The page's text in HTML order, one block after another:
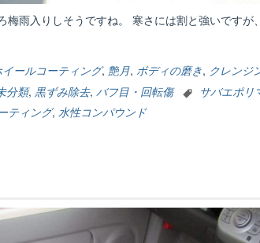
梅雨入りしそうですね。 寒さには割と強いです
イールコーティング, 艶月, ボディの磨き, クレンジ
分類, 黒ずみ除去, バフ目・回転傷 サバエポリ
ティング, 水性コンパウンド